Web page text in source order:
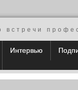
встречи
Интервью